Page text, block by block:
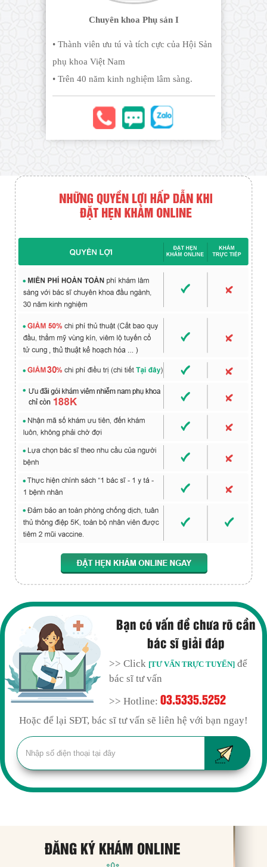
Chuyên khoa Phụ sản I
• Thành viên ưu tú và tích cực của Hội Sản
phụ khoa Việt Nam
• Trên 40 năm kinh nghiệm lâm sàng.
Bạn có vấn đề chưa rõ cần
bác sĩ giải đáp
>> Click [TƯ VẤN TRỰC TUYẾN] để
bác sĩ tư vấn
>> Hotline:03.5335.5252
Hoặc để lại SĐT, bác sĩ tư vấn sẽ liên hệ với bạn ngay!
ĐĂNG KÝ KHÁM ONLINE